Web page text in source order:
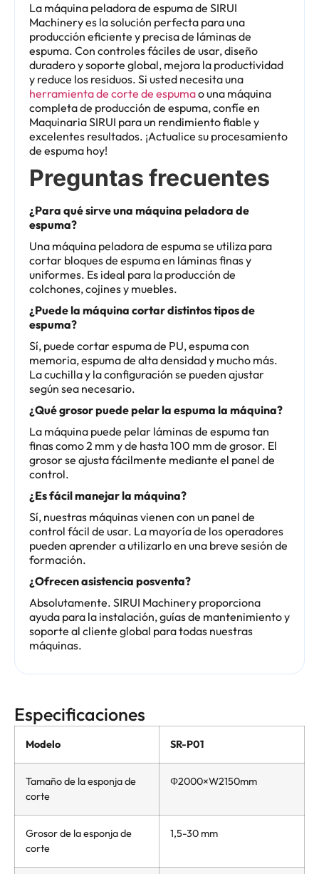
La máquina peladora de espuma de SIRUI
Machinery es la solución perfecta para una
producción eficiente y precisa de láminas de
espuma. Con controles fáciles de usar, diseño
duradero y soporte global, mejora la productividad
y reduce los residuos. Si usted necesita una
herramienta de corte de espumao una máquina
completa de producción de espuma, confíe en
Maquinaria SIRUI para un rendimiento fiable y
excelentes resultados. ¡Actualice su procesamiento
de espuma hoy!
Preguntas frecuentes
¿Para qué sirve una máquina peladora de
espuma?
Una máquina peladora de espuma se utiliza para
cortar bloques de espuma en láminas finas y
uniformes. Es ideal para la producción de
colchones, cojines y muebles.
¿Puede la máquina cortar distintos tipos de
espuma?
Sí, puede cortar espuma de PU, espuma con
memoria, espuma de alta densidad y mucho más.
La cuchilla y la configuración se pueden ajustar
según sea necesario.
¿Qué grosor puede pelar la espuma la máquina?
La máquina puede pelar láminas de espuma tan
finas como 2 mm y de hasta 100 mm de grosor. El
grosor se ajusta fácilmente mediante el panel de
control.
¿Es fácil manejar la máquina?
Sí, nuestras máquinas vienen con un panel de
control fácil de usar. La mayoría de los operadores
pueden aprender a utilizarlo en una breve sesión de
formación.
¿Ofrecen asistencia posventa?
Absolutamente. SIRUI Machinery proporciona
ayuda para la instalación, guías de mantenimiento y
soporte al cliente global para todas nuestras
máquinas.
Especificaciones
Modelo SR-P01
Tamaño de la esponja de
corte
Φ2000×W2150mm
Grosor de la esponja de
corte
1,5-30 mm